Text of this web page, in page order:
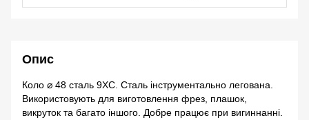
Опис
Коло ⌀ 48 сталь 9ХС. Сталь інструментально легована.
Використовують для виготовлення фрез, плашок,
викруток та багато іншого. Добре працює при вигиннанні.